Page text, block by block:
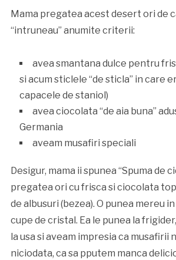
Mama pregatea acest desert ori de
“intruneau” anumite criterii:
avea smantana dulce pentru
si acum sticlele “de sticla” in care
capacele de staniol)
avea ciocolata “de aia buna”
Germania
aveam musafiri speciali
Desigur, mama ii spunea “Spuma de
pregatea ori cu frisca si ciocolata
de albusuri (bezea). O punea mereu
cupe de cristal. Ea le punea la
la usa si aveam impresia ca musafirii
niciodata, ca sa pputem manca